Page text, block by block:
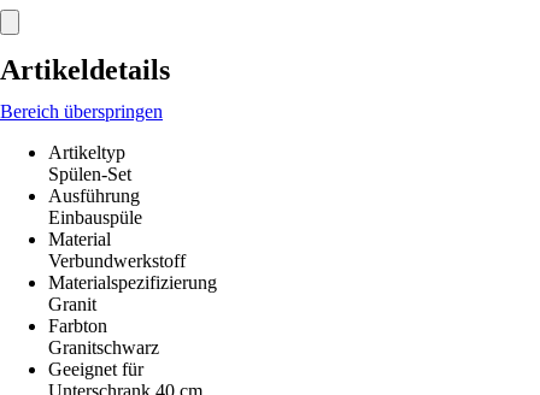
Artikeldetails
Bereich überspringen
Artikeltyp
Spülen-Set
Ausführung
Einbauspüle
Material
Verbundwerkstoff
Materialspezifizierung
Granit
Farbton
Granitschwarz
Geeignet für
Unterschrank 40 cm